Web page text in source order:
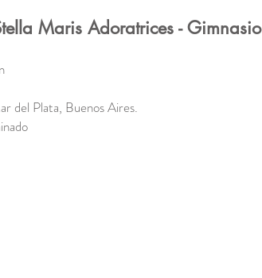
Maris Adoratrices - Gimnasio
del Plata, Buenos Aires.